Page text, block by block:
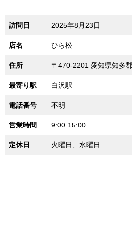
訪問日 2025年8月23日
店名 ひら松
住所 〒470-2201 愛知県知多
最寄り駅 白沢駅
電話番号 不明
営業時間 9:00-15:00
定休日 火曜日、水曜日